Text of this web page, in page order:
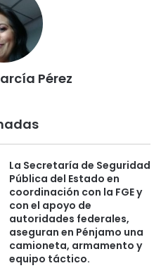
Pérez
La Secretaría de Seguridad
Pública del Estado en
coordinación con la FGE y
con el apoyo de
autoridades federales,
aseguran en Pénjamo una
camioneta, armamento y
equipo táctico.